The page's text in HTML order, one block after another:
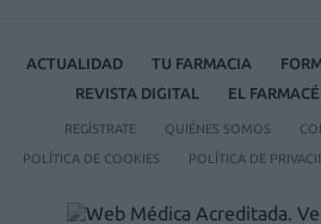
ACTUALIDAD TU FARMACIA
REVISTA DIGITAL
EL
REGÍSTRATE QUIÉNES SOMOS
POLÍTICA DE COOKIES POLÍTICA DE